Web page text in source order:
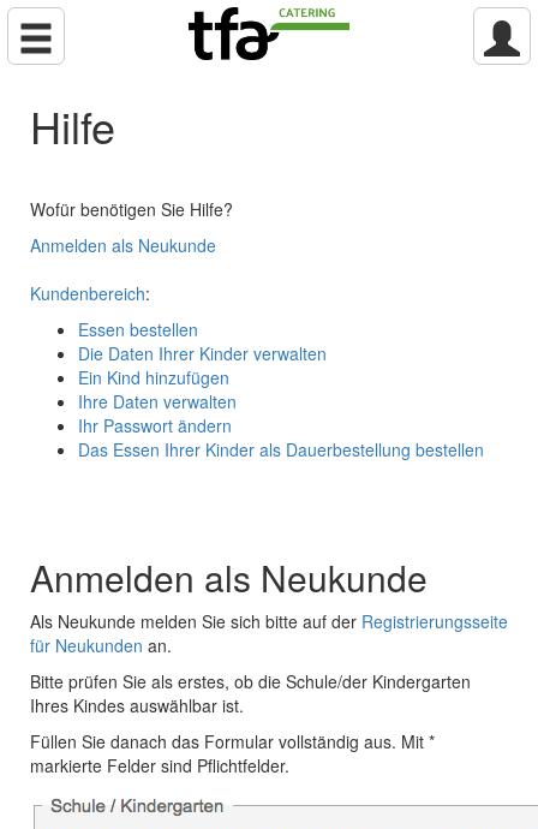
Hilfe
Wofür benötigen Sie Hilfe?
Anmelden als Neukunde
Kundenbereich:
Essen bestellen
Die Daten Ihrer Kinder verwalten
Ein Kind hinzufügen
Ihre Daten verwalten
Ihr Passwort ändern
Das Essen Ihrer Kinder als Dauerbestellung bestellen
Anmelden als Neukunde
Als Neukunde melden Sie sich bitte auf der Registrierungsseite
für Neukunden an.
Bitte prüfen Sie als erstes, ob die Schule/der Kindergarten
Ihres Kindes auswählbar ist.
Füllen Sie danach das Formular vollständig aus. Mit *
markierte Felder sind Pflichtfelder.